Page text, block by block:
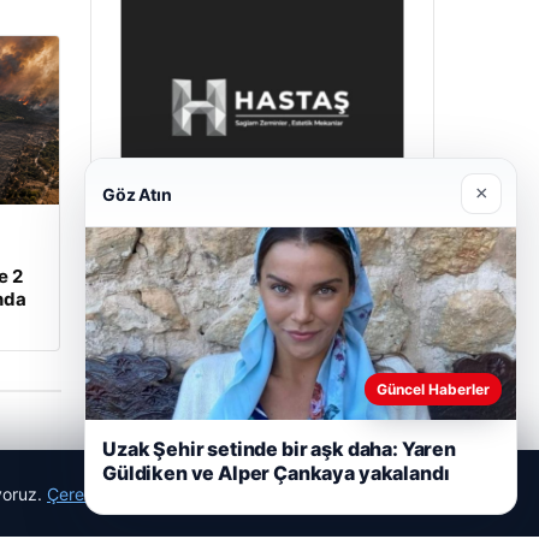
2
Enes Kaplan Avukatlık Bürosu
28/04/2026
Çerez Politikamız
Göz Atın ×
Güncel Haberler
Uzak Şehir setinde bir aşk daha: Yaren
Güldiken ve Alper Çankaya yakalandı